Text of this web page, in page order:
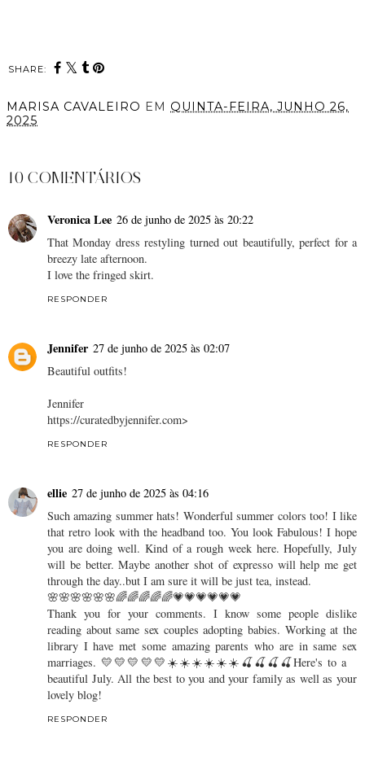
SHARE:
MARISA CAVALEIRO EM QUINTA-FEIRA, JUNHO 26,
2025
10 COMENTÁRIOS
Veronica Lee 26 de junho de 2025 às 20:22
That Monday dress restyling turned out beautifully, perfect for a
breezy late afternoon.
I love the fringed skirt.
RESPONDER
Jennifer 27 de junho de 2025 às 02:07
Beautiful outfits!
Jennifer
https://curatedbyjennifer.com>
RESPONDER
ellie 27 de junho de 2025 às 04:16
Such amazing summer hats! Wonderful summer colors too! I like
that retro look with the headband too. You look Fabulous! I hope
you are doing well. Kind of a rough week here. Hopefully, July
will be better. Maybe another shot of expresso will help me get
through the day..but I am sure it will be just tea, instead.
🌸🌸🌸🌸🌸🌸🌈🌈🌈🌈🌈💗💗💗💗💗💗
Thank you for your comments. I know some people dislike
reading about same sex couples adopting babies. Working at the
library I have met some amazing parents who are in same sex
marriages. 💛💛💛💛💛☀️☀️☀️☀️☀️☀️🍒🍒🍒🍒Here's to a
beautiful July. All the best to you and your family as well as your
lovely blog!
RESPONDER